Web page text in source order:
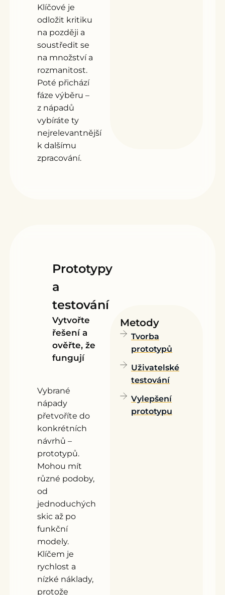
Klíčové je
odložit kritiku
na později a
soustředit se
na množství a
rozmanitost.
Poté přichází
fáze výběru –
z nápadů
vybíráte ty
nejrelevantnější
k dalšímu
zpracování.
Prototypy
a
testování
Vytvořte
řešení a
ověřte, že
fungují
Vybrané
nápady
přetvoříte do
konkrétních
návrhů –
prototypů.
Mohou mít
různé podoby,
od
jednoduchých
skic až po
funkční
modely.
Klíčem je
rychlost a
nízké náklady,
protože
Metody
Tvorba
prototypů
Uživatelské
testování
Vylepšení
prototypu